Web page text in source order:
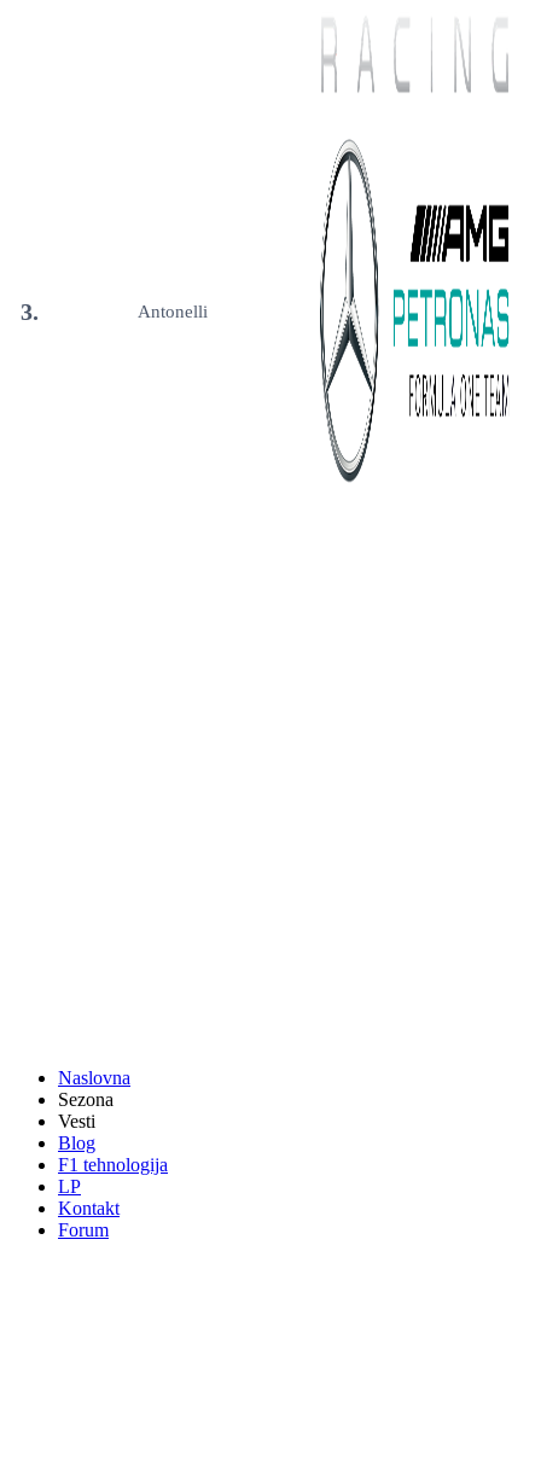
3. Antonelli
Naslovna
Sezona
Vesti
Blog
F1 tehnologija
LP
Kontakt
Forum